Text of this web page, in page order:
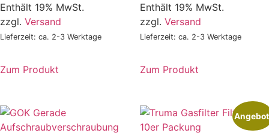
Enthält 19% MwSt.
zzgl. Versand
Lieferzeit: ca. 2-3 Werktage
Zum Produkt
bis
Enthält 19% MwSt.
zzgl. Versand
Lieferzeit: ca. 2-3 Werktage
Zum Produkt
weist
mehrere